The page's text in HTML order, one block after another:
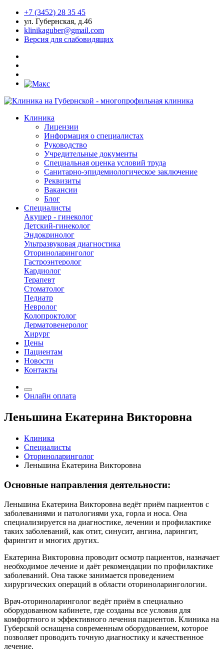
+7 (3452) 28 35 45
ул. Губернская, д.46
klinikaguber@gmail.com
Версия для слабовидящих
Клиника
Лицензии
Информация о специалистах
Руководство
Учредительные документы
Специальная оценка условий труда
Санитарно-эпидемиологическое заключение
Реквизиты
Вакансии
Блог
Специалисты
Акушер - гинеколог
Детский-гинеколог
Эндокринолог
Ультразвуковая диагностика
Оториноларинголог
Гастроэнтеролог
Кардиолог
Терапевт
Стоматолог
Педиатр
Невролог
Колопроктолог
Дерматовенеролог
Хирург
Цены
Пациентам
Новости
Контакты
Онлайн оплата
Леньшина Екатерина Викторовна
Клиника
Специалисты
Оториноларинголог
Леньшина Екатерина Викторовна
Основные направления деятельности:
Леньшина Екатерина Викторовна ведёт приём пациентов с
заболеваниями и патологиями уха, горла и носа. Она
специализируется на диагностике, лечении и профилактике
таких заболеваний, как отит, синусит, ангина, ларингит,
фарингит и многих других.
Екатерина Викторовна проводит осмотр пациентов, назначает
необходимое лечение и даёт рекомендации по профилактике
заболеваний. Она также занимается проведением
хирургических операций в области оториноларингологии.
Врач-оториноларинголог ведёт приём в специально
оборудованном кабинете, где созданы все условия для
комфортного и эффективного лечения пациентов. Клиника на
Губерской оснащена современным оборудованием, которое
позволяет проводить точную диагностику и качественное
лечение.